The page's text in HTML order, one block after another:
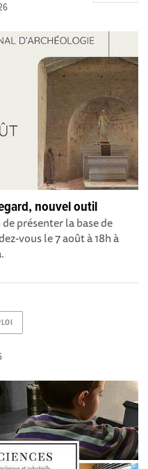
nouvel outil
présenter la base de
vous le 7 août à 18h à